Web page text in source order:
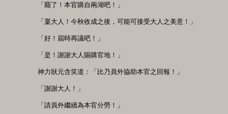
「罷了！本官購自兩湖吧！」
「稟大人！今秋收成之後，可能可接受大人之美意！」
「好！屆時再議吧！」
「是！謝謝大人賜購官地！」
神力狀元含笑道：「比乃員外協助本官之回報！」
「謝謝大人！」
「請員外繼續為本官分勞！」